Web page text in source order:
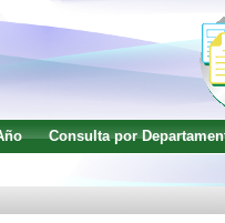
Consulta por